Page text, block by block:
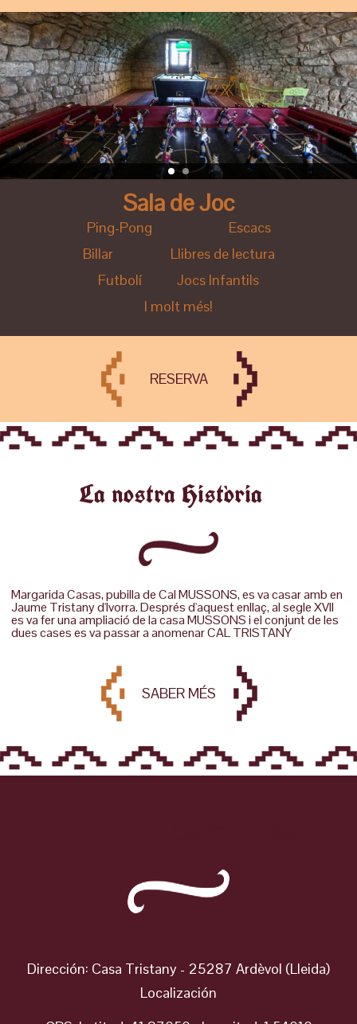
Sala de Joc
Ping-Pong Escacs
Billar Llibres de lectura
Futbolí Jocs Infantils
I molt més!
RESERVA
La nostra Història
Margarida Casas, pubilla de Cal MUSSONS, es va casar amb en
Jaume Tristany d'Ivorra. Després d'aquest enllaç, al segle XVII
es va fer una ampliació de la casa MUSSONS i el conjunt de les
dues cases es va passar a anomenar CAL TRISTANY
SABER MÉS
Dirección: Casa Tristany - 25287 Ardèvol (Lleida)
Localización